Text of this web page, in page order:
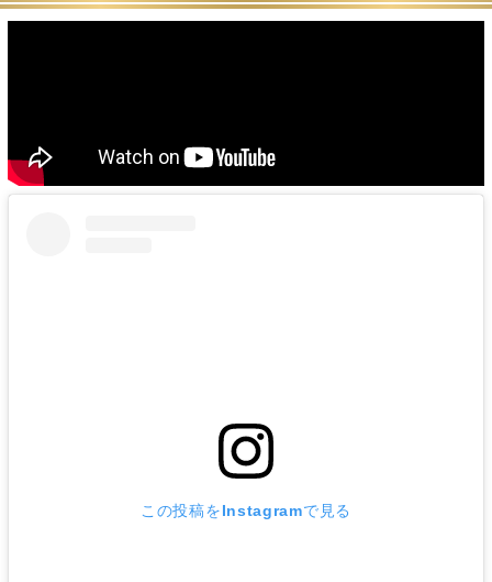
この投稿をInstagramで見る